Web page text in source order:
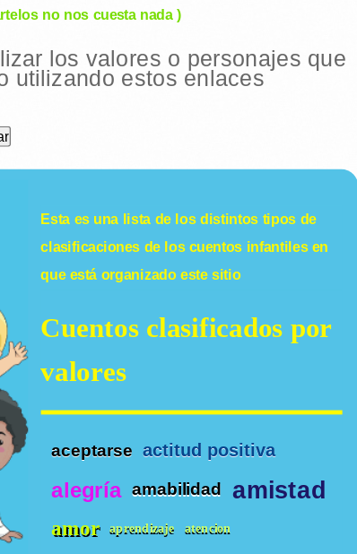
no nos cuesta nada )
los valores o personajes que
utilizando estos enlaces
Esta es una lista de los distintos tipos de
clasificaciones de los cuentos infantilesen
que está organizado este sitio
Cuentos clasificados por
valores
aceptarse actitud positiva
alegría amabilidad amistad
amor aprendizaje atencion